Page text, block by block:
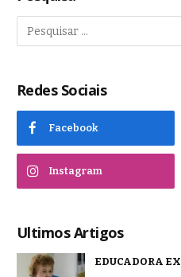
Redes Sociais
Facebook
Instagram
Ultimos Artigos
EDUCADORA